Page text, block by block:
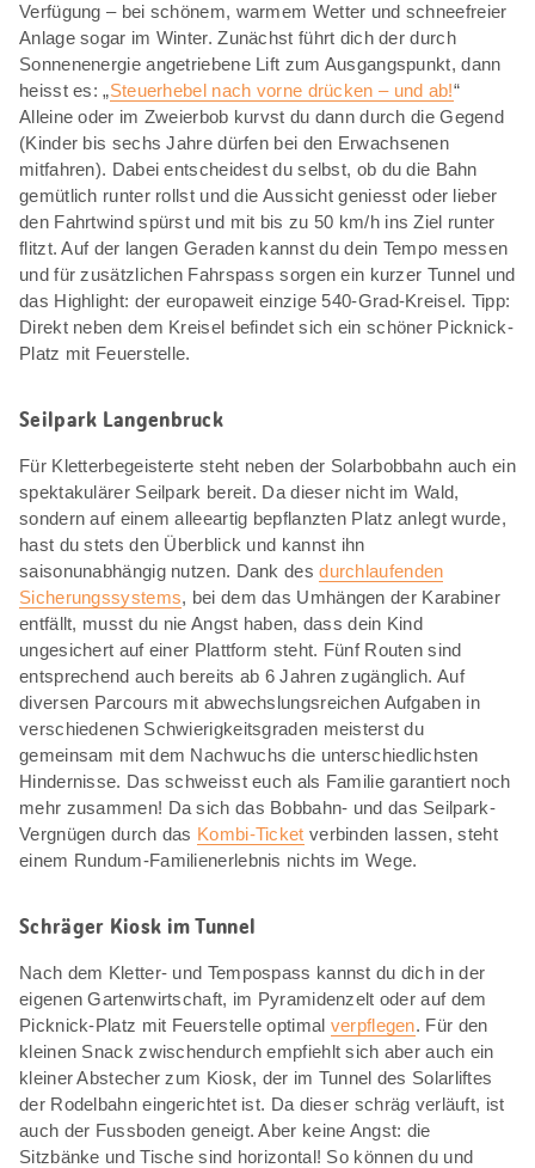
Verfügung – bei schönem, warmem Wetter und schneefreier
Anlage sogar im Winter. Zunächst führt dich der durch
Sonnenenergie angetriebene Lift zum Ausgangspunkt, dann
heisst es: „Steuerhebel nach vorne drücken – und ab!“
Alleine oder im Zweierbob kurvst du dann durch die Gegend
(Kinder bis sechs Jahre dürfen bei den Erwachsenen
mitfahren). Dabei entscheidest du selbst, ob du die Bahn
gemütlich runter rollst und die Aussicht geniesst oder lieber
den Fahrtwind spürst und mit bis zu 50 km/h ins Ziel runter
flitzt. Auf der langen Geraden kannst du dein Tempo messen
und für zusätzlichen Fahrspass sorgen ein kurzer Tunnel und
das Highlight: der europaweit einzige 540-Grad-Kreisel. Tipp:
Direkt neben dem Kreisel befindet sich ein schöner Picknick-
Platz mit Feuerstelle.
Seilpark Langenbruck
Für Kletterbegeisterte steht neben der Solarbobbahn auch ein
spektakulärer Seilpark bereit. Da dieser nicht im Wald,
sondern auf einem alleeartig bepflanzten Platz anlegt wurde,
hast du stets den Überblick und kannst ihn
saisonunabhängig nutzen. Dank desdurchlaufenden
Sicherungssystems, bei dem das Umhängen der Karabiner
entfällt, musst du nie Angst haben, dass dein Kind
ungesichert auf einer Plattform steht. Fünf Routen sind
entsprechend auch bereits ab 6 Jahren zugänglich. Auf
diversen Parcours mit abwechslungsreichen Aufgaben in
verschiedenen Schwierigkeitsgraden meisterst du
gemeinsam mit dem Nachwuchs die unterschiedlichsten
Hindernisse. Das schweisst euch als Familie garantiert noch
mehr zusammen! Da sich das Bobbahn- und das Seilpark-
Vergnügen durch das Kombi-Ticket verbinden lassen, steht
einem Rundum-Familienerlebnis nichts im Wege.
Schräger Kiosk im Tunnel
Nach dem Kletter- und Tempospass kannst du dich in der
eigenen Gartenwirtschaft, im Pyramidenzelt oder auf dem
Picknick-Platz mit Feuerstelle optimal verpflegen. Für den
kleinen Snack zwischendurch empfiehlt sich aber auch ein
kleiner Abstecher zum Kiosk, der im Tunnel des Solarliftes
der Rodelbahn eingerichtet ist. Da dieser schräg verläuft, ist
auch der Fussboden geneigt. Aber keine Angst: die
Sitzbänke und Tische sind horizontal! So können du und